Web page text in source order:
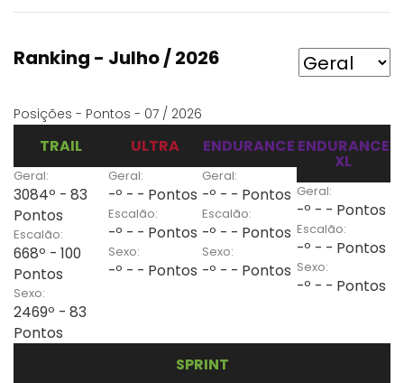
Ranking - Julho / 2026
Posições - Pontos - 07 / 2026
TRAIL
Geral:
3084º - 83
Pontos
Escalão:
668º - 100
Pontos
Sexo:
2469º - 83
Pontos
ULTRA
Geral:
-º - - Pontos
Escalão:
-º - - Pontos
Sexo:
-º - - Pontos
ENDURANCE
Geral:
-º - - Pontos
Escalão:
-º - - Pontos
Sexo:
-º - - Pontos
ENDURANCE
XL
Geral:
-º - - Pontos
Escalão:
-º - - Pontos
Sexo:
-º - - Pontos
SPRINT